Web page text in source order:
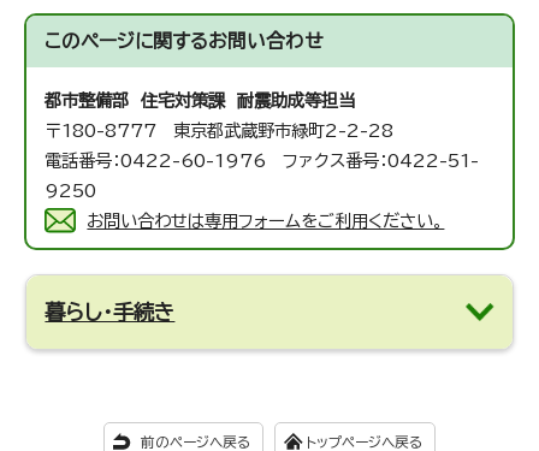
このページに関するお問い合わせ
都市整備部 住宅対策課 耐震助成等担当
〒180-8777 東京都武蔵野市緑町2-2-28
電話番号：0422-60-1976 ファクス番号：0422-51-
9250
お問い合わせは専用フォームをご利用ください。
暮らし・手続き
前のページへ戻る トップページへ戻る